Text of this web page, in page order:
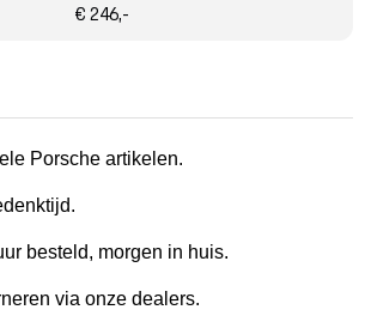
€ 246,-
Porsche artikelen.
besteld, morgen in huis.
via onze dealers.